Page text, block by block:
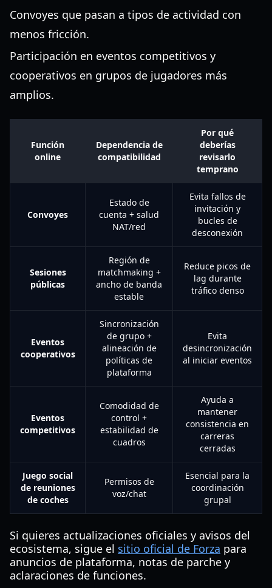
Convoyes que pasan a tipos de actividad con
menos fricción.
Participación en eventos competitivos y
cooperativos en grupos de jugadores más
amplios.
Función
online
Dependencia de
compatibilidad
Por qué
deberías
revisarlo
temprano
Convoyes
Estado de
cuenta + salud
NAT/red
Evita fallos de
invitación y
bucles de
desconexión
Sesiones
públicas
Región de
matchmaking +
ancho de banda
estable
Reduce picos de
lag durante
tráfico denso
Eventos
cooperativos
Sincronización
de grupo +
alineación de
políticas de
plataforma
Evita
desincronización
al iniciar eventos
Eventos
competitivos
Comodidad de
control +
estabilidad de
cuadros
Ayuda a
mantener
consistencia en
carreras
cerradas
Juego social
de reuniones
de coches
Permisos de
voz/chat
Esencial para la
coordinación
grupal
Si quieres actualizaciones oficiales y avisos del
ecosistema, sigue el sitio oficial de Forza para
anuncios de plataforma, notas de parche y
aclaraciones de funciones.